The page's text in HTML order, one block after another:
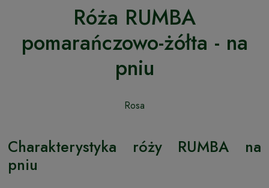
Róża RUMBA
pomarańczowo-żółta - na
pniu
Rosa
Charakterystyka róży RUMBA na
pniu